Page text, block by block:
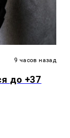
9 часов назад
до +37